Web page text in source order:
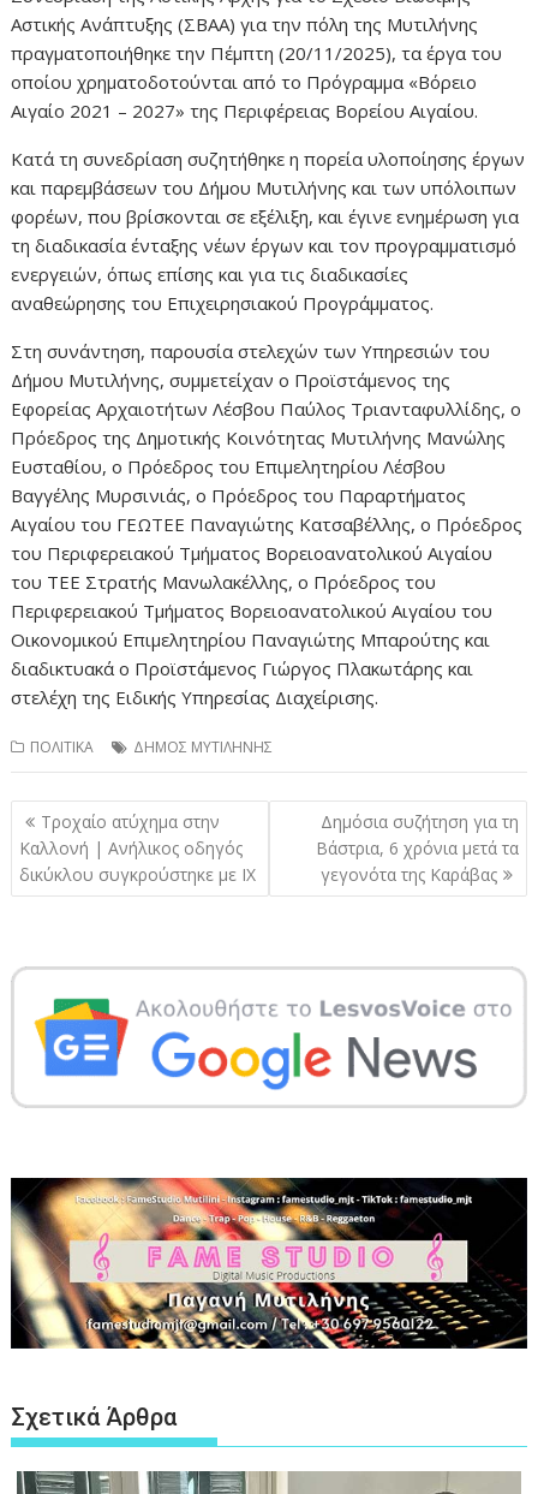
Αστικής Ανάπτυξης (ΣΒΑΑ) για την πόλη της Μυτιλήνης
πραγματοποιήθηκε την Πέμπτη (20/11/2025), τα έργα του
οποίου χρηματοδοτούνται από το Πρόγραμμα «Βόρειο
Αιγαίο 2021 – 2027» της Περιφέρειας Βορείου Αιγαίου.
Κατά τη συνεδρίαση συζητήθηκε η πορεία υλοποίησης έργων
και παρεμβάσεων του Δήμου Μυτιλήνης και των υπόλοιπων
φορέων, που βρίσκονται σε εξέλιξη, και έγινε ενημέρωση για
τη διαδικασία ένταξης νέων έργων και τον προγραμματισμό
ενεργειών, όπως επίσης και για τις διαδικασίες
αναθεώρησης του Επιχειρησιακού Προγράμματος.
Στη συνάντηση, παρουσία στελεχών των Υπηρεσιών του
Δήμου Μυτιλήνης, συμμετείχαν ο Προϊστάμενος της
Εφορείας Αρχαιοτήτων Λέσβου Παύλος Τριανταφυλλίδης, ο
Πρόεδρος της Δημοτικής Κοινότητας Μυτιλήνης Μανώλης
Ευσταθίου, ο Πρόεδρος του Επιμελητηρίου Λέσβου
Βαγγέλης Μυρσινιάς, ο Πρόεδρος του Παραρτήματος
Αιγαίου του ΓΕΩΤΕΕ Παναγιώτης Κατσαβέλλης, ο Πρόεδρος
του Περιφερειακού Τμήματος Βορειοανατολικού Αιγαίου
του ΤΕΕ Στρατής Μανωλακέλλης, ο Πρόεδρος του
Περιφερειακού Τμήματος Βορειοανατολικού Αιγαίου του
Οικονομικού Επιμελητηρίου Παναγιώτης Μπαρούτης και
διαδικτυακά ο Προϊστάμενος Γιώργος Πλακωτάρης και
στελέχη της Ειδικής Υπηρεσίας Διαχείρισης.
ΠΟΛΙΤΙΚΑ ΔΗΜΟΣ ΜΥΤΙΛΗΝΗΣ
Πλοήγηση
άρθρων
Τροχαίο ατύχημα στην
Καλλονή | Ανήλικος οδηγός
δικύκλου συγκρούστηκε με ΙΧ
Δημόσια συζήτηση για τη
Βάστρια, 6 χρόνια μετά τα
γεγονότα της Καράβας
Σχετικά Άρθρα